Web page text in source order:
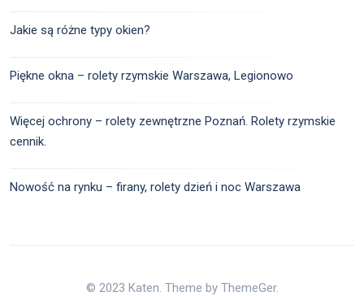
Jakie są różne typy okien?
Piękne okna – rolety rzymskie Warszawa, Legionowo
Więcej ochrony – rolety zewnętrzne Poznań. Rolety rzymskie
cennik.
Nowość na rynku – firany, rolety dzień i noc Warszawa
© 2023 Katen. Theme by ThemeGer.